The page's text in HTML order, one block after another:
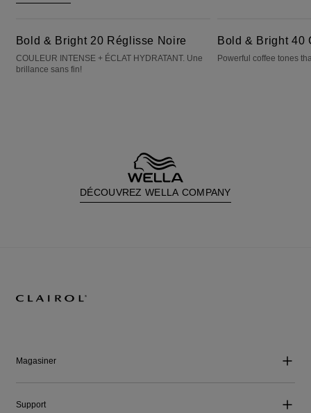
Bold & Bright 20 Réglisse Noire
COULEUR INTENSE + ÉCLAT HYDRATANT. Une
brillance sans fin!
Bold & Bright 40
Powerful coffee tones
DÉCOUVREZ WELLA COMPANY
Magasiner
Support